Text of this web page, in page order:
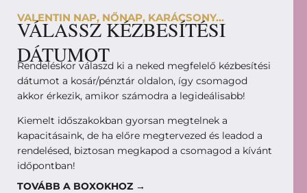
VALENTIN NAP, NŐNAP, KARÁCSONY...
VÁLASSZ KÉZBESÍTÉSI
DÁTUMOT
Rendeléskor válaszd ki a neked megfelelő kézbesítési
dátumot a kosár/pénztár oldalon, így csomagod
akkor érkezik, amikor számodra a legideálisabb!
Kiemelt időszakokban gyorsan megtelnek a
kapacitásaink, de ha előre megtervezed és leadod a
rendelésed, biztosan megkapod a csomagod a kívánt
időpontban!
TOVÁBB A BOXOKHOZ →